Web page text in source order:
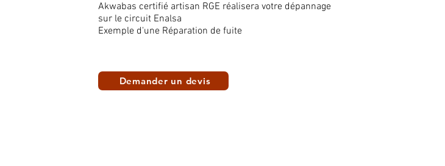
Akwabas certifié artisan RGE réalisera votre dépannage
sur le circuit Enalsa
Exemple d'une Réparation de fuite
Demander un devis